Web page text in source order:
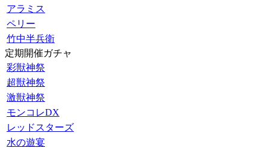
アラミス
ペリー
竹中半兵衛
定期開催ガチャ
彩獣神祭
超獣神祭
激獣神祭
モンコレDX
レッドスターズ
水の遊宴